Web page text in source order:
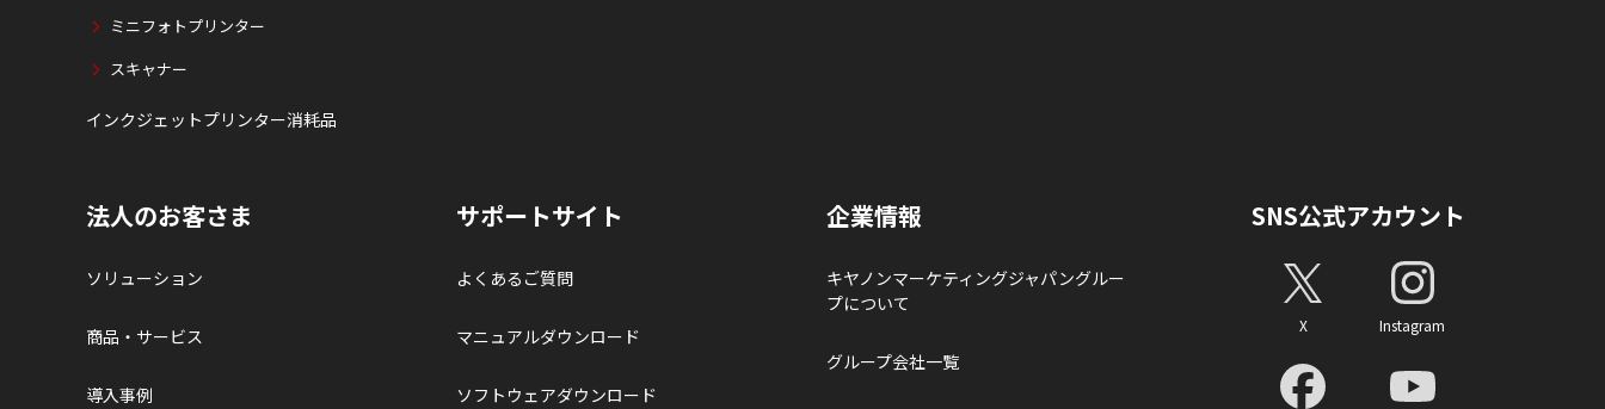
ミニフォトプリンター
スキャナー
インクジェットプリンター消耗品
法人のお客さま
ソリューション
商品・サービス
導入事例
サポートサイト
よくあるご質問
マニュアルダウンロード
ソフトウェアダウンロード
企業情報
キヤノンマーケティングジャパングルー
プについて
グループ会社一覧
SNS公式アカウント
X Instagram